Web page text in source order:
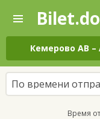
—
Поиск
и
покупка
билетов
на
автобус
онлайн
Bilet.do
Кемерово АВ –
По времени
Время